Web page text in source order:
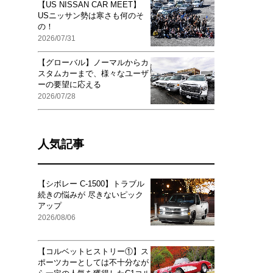
【US NISSAN CAR MEET】
USニッサン勢は寒さも何のそ
の！
2026/07/31
【グローバル】ノーマルからカ
スタムカーまで、様々なユーザ
ーの要望に応える
2026/07/28
人気記事
【シボレー C-1500】トラブル
続きの悩みが 尽きないピック
アップ
2026/08/06
【コルベットヒストリー①】ス
ポーツカーとしては不十分なが